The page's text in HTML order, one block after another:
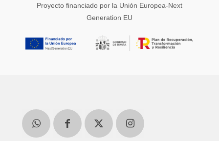
Proyecto financiado por la Unión Europea-Next
Generation EU